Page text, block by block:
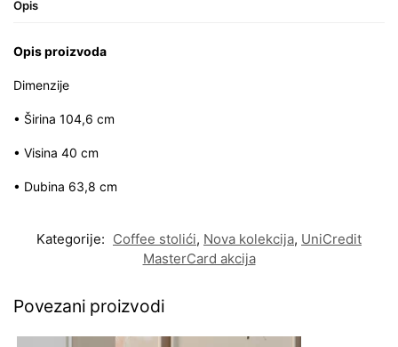
Opis
Opis proizvoda
Dimenzije
• Širina 104,6 cm
• Visina 40 cm
• Dubina 63,8 cm
Kategorije: Coffee stolići, Nova kolekcija, UniCredit
MasterCard akcija
Povezani proizvodi